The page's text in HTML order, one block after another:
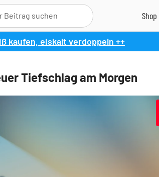
kaufen, eiskalt verdoppeln ++
Tiefschlag am Morgen